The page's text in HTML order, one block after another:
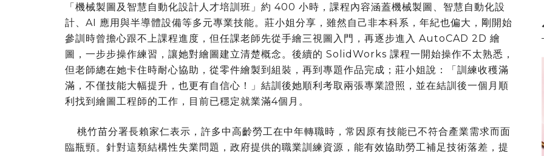
「機械製圖及智慧自動化設計人才培訓班」約 400 小時，課程內容涵蓋機械製圖、智慧自動化設
計、AI 應用與半導體設備等多元專業技能。莊小姐分享，雖然自己非本科系，年紀也偏大，剛開始
參訓時曾擔心跟不上課程進度，但任課老師先從手繪三視圖入門，再逐步進入 AutoCAD 2D 繪
圖，一步步操作練習，讓她對繪圖建立清楚概念。後續的 SolidWorks 課程一開始操作不太熟悉，
但老師總在她卡住時耐心協助，從零件繪製到組裝，再到專題作品完成；莊小姐說：「訓練收穫滿
滿，不僅技能大幅提升，也更有自信心！」結訓後她順利考取兩張專業證照，並在結訓後一個月順
利找到繪圖工程師的工作，目前已穩定就業滿4個月。
桃竹苗分署長賴家仁表示，許多中高齡勞工在中年轉職時，常因原有技能已不符合產業需求而面
臨瓶頸。針對這類結構性失業問題，政府提供的職業訓練資源，能有效協助勞工補足技術落差，提